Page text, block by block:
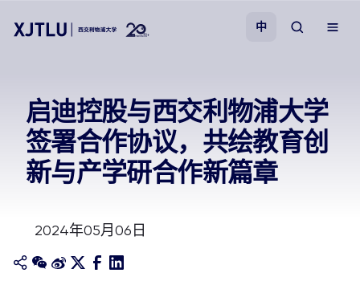
招生
科研
学院
中
启迪控股与西交利物浦大学
签署合作协议，共绘教育创
新与产学研合作新篇章
2024年05月06日